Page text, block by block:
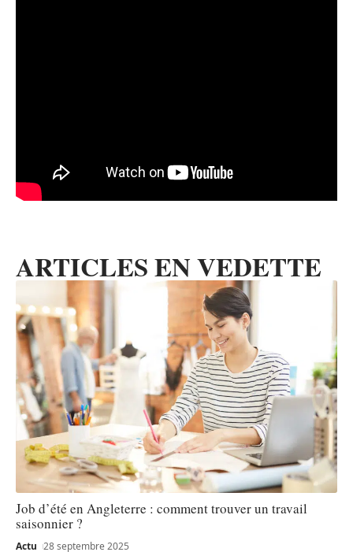
ARTICLES EN VEDETTE
Job d’été en Angleterre : comment trouver un travail
saisonnier ?
Actu 28 septembre 2025